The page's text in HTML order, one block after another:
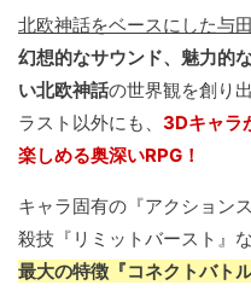
北欧神話をベースにした与
幻想的なサウンド、魅力的
い北欧神話の世界観を創り
ラスト以外にも、 3Dキャラ
楽しめる奥深いRPG！
キャラ固有の『アクション
殺技『リミットバースト』
最大の特徴『コネクトバト